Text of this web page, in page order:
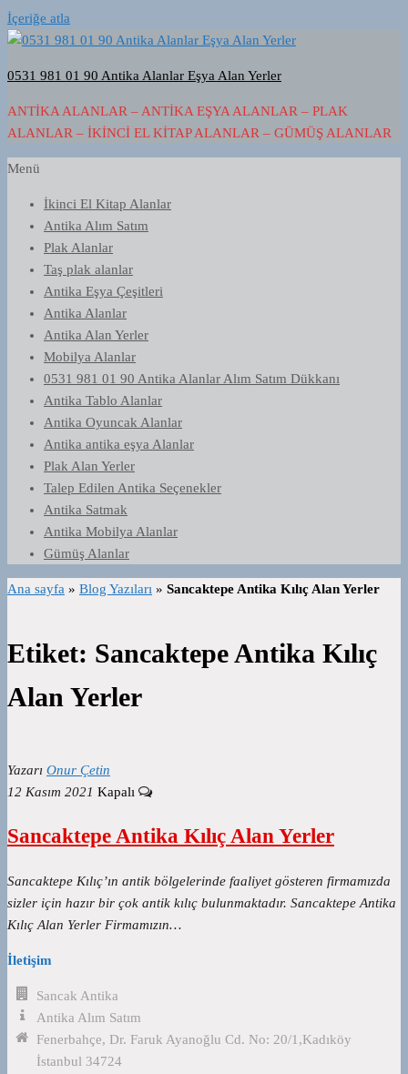
İçeriğe atla
0531 981 01 90 Antika Alanlar Eşya Alan Yerler
ANTIKA ALANLAR – ANTIKA EŞYA ALANLAR – PLAK
ALANLAR – İKINCI EL KITAP ALANLAR – GÜMÜŞ ALANLAR
Menü
İkinci El Kitap Alanlar
Antika Alım Satım
Plak Alanlar
Taş plak alanlar
Antika Eşya Çeşitleri
Antika Alanlar
Antika Alan Yerler
Mobilya Alanlar
0531 981 01 90 Antika Alanlar Alım Satım Dükkanı
Antika Tablo Alanlar
Antika Oyuncak Alanlar
Antika antika eşya Alanlar
Plak Alan Yerler
Talep Edilen Antika Seçenekler
Antika Satmak
Antika Mobilya Alanlar
Gümüş Alanlar
Ana sayfa » Blog Yazıları » Sancaktepe Antika Kılıç Alan Yerler
Etiket: Sancaktepe Antika Kılıç
Alan Yerler
Yazarı Onur Çetin
12 Kasım 2021 Kapalı
Sancaktepe Antika Kılıç Alan Yerler
Sancaktepe Kılıç’ın antik bölgelerinde faaliyet gösteren firmamızda
sizler için hazır bir çok antik kılıç bulunmaktadır. Sancaktepe Antika
Kılıç Alan Yerler Firmamızın…
İletişim
Sancak Antika
Antika Alım Satım
Fenerbahçe, Dr. Faruk Ayanoğlu Cd. No: 20/1,Kadıköy
İstanbul 34724